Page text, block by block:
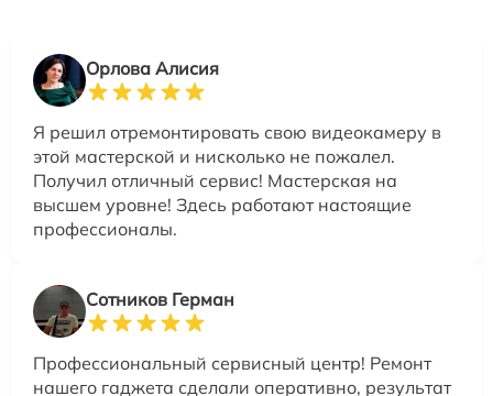
Орлова Алисия
Я решил отремонтировать свою видеокамеру в
этой мастерской и нисколько не пожалел.
Получил отличный сервис! Мастерская на
высшем уровне! Здесь работают настоящие
профессионалы.
Сотников Герман
Профессиональный сервисный центр! Ремонт
нашего гаджета сделали оперативно, результат